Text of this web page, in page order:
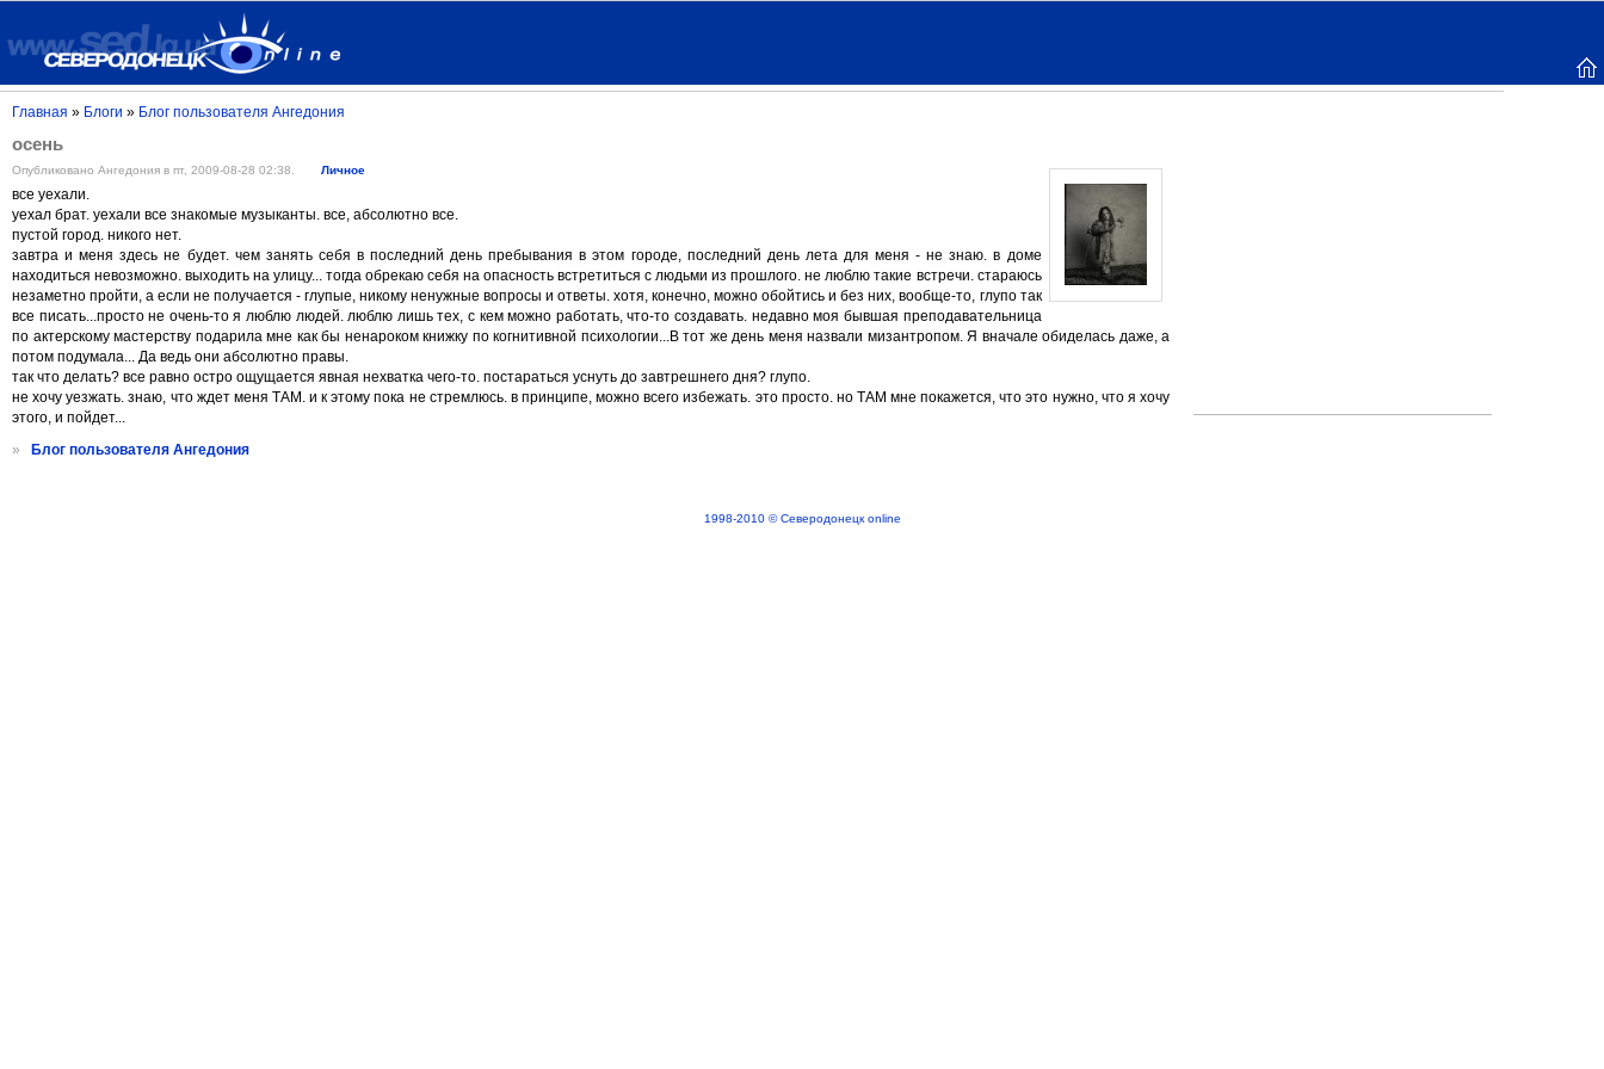
Главная » Блоги » Блог пользователя Ангедония
осень
Опубликовано Ангедония в пт, 2009-08-28 02:38. Личное
все уехали.
уехал брат. уехали все знакомые музыканты. все, абсолютно все.
пустой город. никого нет.
завтра и меня здесь не будет. чем занять себя в последний день пребывания в этом городе, последний день лета для меня - не знаю. в доме
находиться невозможно. выходить на улицу... тогда обрекаю себя на опасность встретиться с людьми из прошлого. не люблю такие встречи. стараюсь
незаметно пройти, а если не получается - глупые, никому ненужные вопросы и ответы. хотя, конечно, можно обойтись и без них, вообще-то, глупо так
все писать...просто не очень-то я люблю людей. люблю лишь тех, с кем можно работать, что-то создавать. недавно моя бывшая преподавательница
по актерскому мастерству подарила мне как бы ненароком книжку по когнитивной психологии...В тот же день меня назвали мизантропом. Я вначале обиделась даже, а
потом подумала... Да ведь они абсолютно правы.
так что делать? все равно остро ощущается явная нехватка чего-то. постараться уснуть до завтрешнего дня? глупо.
не хочу уезжать. знаю, что ждет меня ТАМ. и к этому пока не стремлюсь. в принципе, можно всего избежать. это просто. но ТАМ мне покажется, что это нужно, что я хочу
этого, и пойдет...
»
Блог пользователя Ангедония
1998-2010 © Северодонецк online